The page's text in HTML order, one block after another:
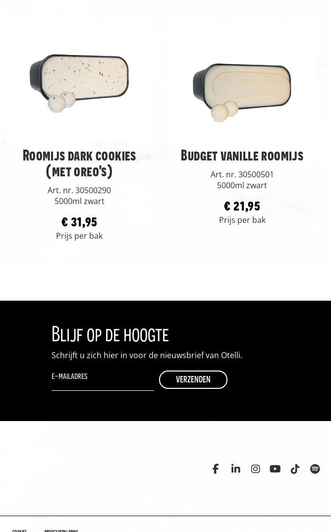
Roomijs dark cookies
(met oreo's)
Art. nr. 30500290
5000ml zwart
€ 31,95
Prijs per bak
Budget vanille roomijs
Art. nr. 30500501
5000ml zwart
€ 21,95
Prijs per bak
Blijf op de hoogte
Schrijft u zich hier in voor de nieuwsbrief van Otelli.